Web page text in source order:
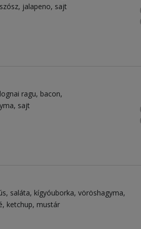
jalapeno sajt
ragu bacon
sajt
saláta kígyóuborka vöröshagyma
ketchup mustár